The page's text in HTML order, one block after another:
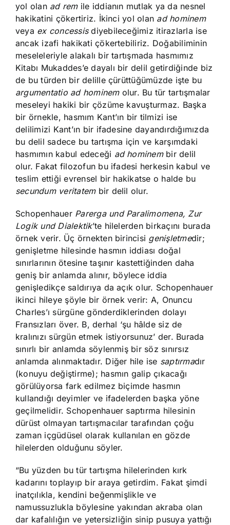
yol olan ad rem ile iddianın mutlak ya da nesnel
hakikatini çökertiriz. İkinci yol olan ad hominem
veya ex concessisdiyebileceğimiz itirazlarla ise
ancak izafi hakikati çökertebiliriz. Doğabiliminin
meseleleriyle alakalı bir tartışmada hasmımız
Kitabı Mukaddes’e dayalı bir delil getirdiğinde biz
de bu türden bir delille çürüttüğümüzde işte bu
argumentatio ad hominem olur. Bu tür tartışmalar
meseleyi hakiki bir çözüme kavuşturmaz. Başka
bir örnekle, hasmım Kant’ın bir tilmizi ise
delilimizi Kant’ın bir ifadesine dayandırdığımızda
bu delil sadece bu tartışma için ve karşımdaki
hasmımın kabul edeceği ad hominembir delil
olur. Fakat filozofun bu ifadesi herkesin kabul ve
teslim ettiği evrensel bir hakikatse o halde bu
secundum veritatembir delil olur.
Schopenhauer Parerga und Paralimomena, Zur
Logik und Dialektik’te hilelerden birkaçını burada
örnek verir. Üç örnekten birincisi genişletmedir;
genişletme hilesinde hasmın iddiası doğal
sınırlarının ötesine taşınır kastettiğinden daha
geniş bir anlamda alınır, böylece iddia
genişledikçe saldırıya da açık olur. Schopenhauer
ikinci hileye şöyle bir örnek verir: A, Onuncu
Charles’ı sürgüne gönderdiklerinden dolayı
Fransızları över. B, derhal ‘şu hâlde siz de
kralınızı sürgün etmek istiyorsunuz’ der. Burada
sınırlı bir anlamda söylenmiş bir söz sınırsız
anlamda alınmaktadır. Diğer hile ise saptırmadır
(konuyu değiştirme); hasmın galip çıkacağı
görülüyorsa fark edilmez biçimde hasmın
kullandığı deyimler ve ifadelerden başka yöne
geçilmelidir. Schopenhauer saptırma hilesinin
dürüst olmayan tartışmacılar tarafından çoğu
zaman içgüdüsel olarak kullanılan en gözde
hilelerden olduğunu söyler.
“Bu yüzden bu tür tartışma hilelerinden kırk
kadarını toplayıp bir araya getirdim. Fakat şimdi
inatçılıkla, kendini beğenmişlikle ve
namussuzlukla böylesine yakından akraba olan
dar kafalılığın ve yetersizliğin sinip pusuya yattığı